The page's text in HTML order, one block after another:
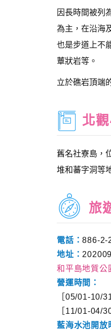
因長時間被列
為主，在沿海
也是步道上不
蕈狀岩等。
立於礁岩頂端
北
舊名社寮島，
堆和蕃字洞等
旅
電話：886-2-
地址：
和平島地質公
營運時間：
［05/01-10/
［11/01-04/
藍海水池開放